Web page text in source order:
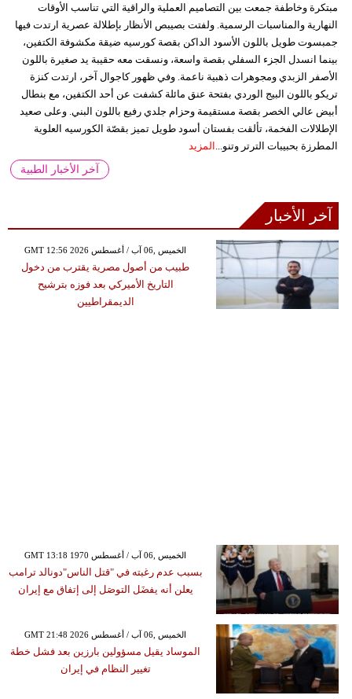
مبتكرة وخاطفة جمعت بين التصاميم العملية والراقية التي تناسب الأوقات
النهارية والمناسبات الرسمية. ولفتت بصيبص الأنظار بإطلالة عصرية ارتدت فيها
جمبسوت طويل باللون الأسود الداكن بقصة كورسيه ضيقة مكشوفة الكتفين،
بينما انسدل الجزء السفلي بقصة واسعة، ونسقت معه حقيبة يد صغيرة باللون
الأصفر الزبدي ومجوهرات ذهبية ناعمة. وفي ظهور كاجوال آخر، ارتدت كنزة
تريكو باللون البيج الوردي بفتحة عنق مائلة كشفت عن أحد الكتفين، مع بنطال
أبيض عالي الخصر بقصة مستقيمة وحزام جلدي رفيع باللون البني. وعلى صعيد
الإطلالات الفخمة، تألقت بفستان أسود طويل تميز بقصّة الكورسيه العلوية
المطرزة بحبيبات الترتر وتنو... المزيد
آخر الأخبار الطبية
آخر الأخبار
GMT 12:56 2026 الخميس ,06 آب / أغسطس
طبيب من أصول مصرية يقترب من دخول
التاريخ الأميركي بعد فوزه بترشيح
الديمقراطيين
GMT 13:18 1970 الخميس ,06 آب / أغسطس
بسبب عدم رغبته في "قتل الناس"دونالد ترامب
يعلن أنه يفضَل التوصَل إلى إتفاق مع إيران
GMT 21:48 2026 الخميس ,06 آب / أغسطس
الموساد يقيل مسؤولين بارزين بعد فشل خطة
تغيير النظام في إيران